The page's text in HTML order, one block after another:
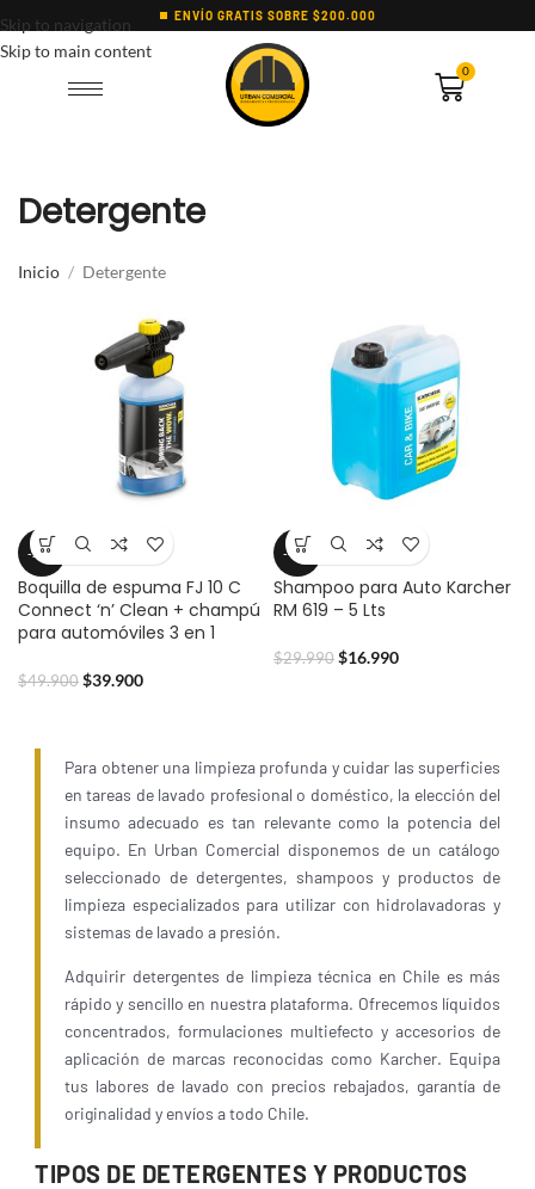
Skip to navigation
Skip to main content
ENVÍO GRATIS SOBRE $200.000
0
Detergente
Inicio Detergente
-20%
Boquilla de espuma FJ 10 C
Connect ‘n’ Clean + champú
para automóviles 3 en 1
$49.900 $39.900
-43%
Shampoo para Auto Karcher
RM 619 – 5 Lts
$29.990 $16.990
Para obtener una limpieza profunda y cuidar las superficies
en tareas de lavado profesional o doméstico, la elección del
insumo adecuado es tan relevante como la potencia del
equipo. En Urban Comercial disponemos de un catálogo
seleccionado de detergentes, shampoos y productos de
limpieza especializados para utilizar con hidrolavadoras y
sistemas de lavado a presión.
Adquirir detergentes de limpieza técnica en Chile es más
rápido y sencillo en nuestra plataforma. Ofrecemos líquidos
concentrados, formulaciones multiefecto y accesorios de
aplicación de marcas reconocidas como Karcher. Equipa
tus labores de lavado con precios rebajados, garantía de
originalidad y envíos a todo Chile.
TIPOS DE DETERGENTES Y PRODUCTOS